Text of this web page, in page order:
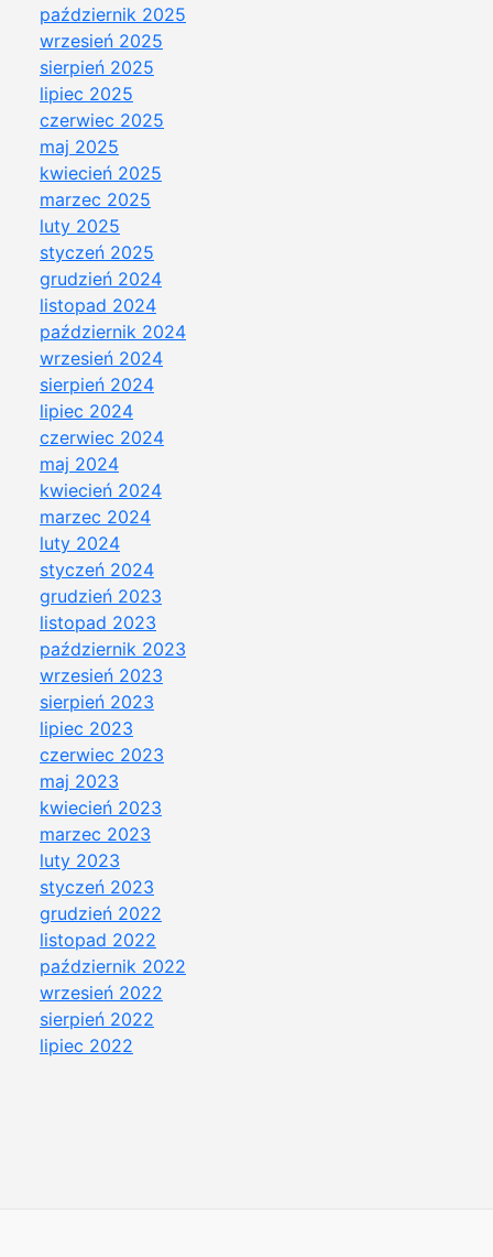
październik 2025
wrzesień 2025
sierpień 2025
lipiec 2025
czerwiec 2025
maj 2025
kwiecień 2025
marzec 2025
luty 2025
styczeń 2025
grudzień 2024
listopad 2024
październik 2024
wrzesień 2024
sierpień 2024
lipiec 2024
czerwiec 2024
maj 2024
kwiecień 2024
marzec 2024
luty 2024
styczeń 2024
grudzień 2023
listopad 2023
październik 2023
wrzesień 2023
sierpień 2023
lipiec 2023
czerwiec 2023
maj 2023
kwiecień 2023
marzec 2023
luty 2023
styczeń 2023
grudzień 2022
listopad 2022
październik 2022
wrzesień 2022
sierpień 2022
lipiec 2022